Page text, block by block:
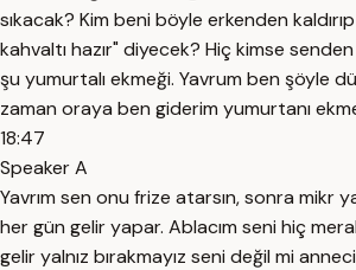
sıkacak? Kim beni böyle erkenden
kahvaltı hazır" diyecek? Hiç kimse
şu yumurtalı ekmeği. Yavrum ben şöyle
zaman oraya ben giderim yumurtanı
18:47
Speaker A
Yavrım sen onu frize atarsın, sonra mikr
her gün gelir yapar. Ablacım seni hiç
gelir yalnız bırakmayız seni değil mi